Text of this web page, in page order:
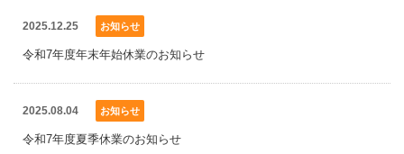
2025.12.25 お知らせ
令和7年度年末年始休業のお知らせ
2025.08.04 お知らせ
令和7年度夏季休業のお知らせ